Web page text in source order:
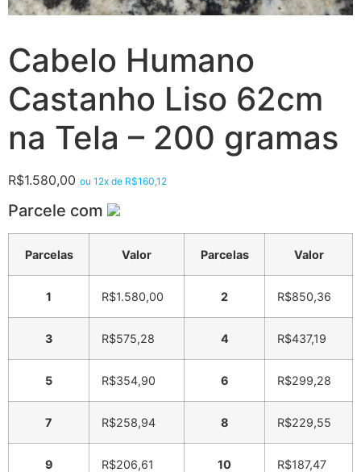
Cabelo Humano
Castanho Liso 62cm
na Tela – 200 gramas
R$1.580,00 ou 12x de R$160,12
Parcele com
Parcelas Valor Parcelas Valor
1 R$1.580,00 2 R$850,36
3 R$575,28 4 R$437,19
5 R$354,90 6 R$299,28
7 R$258,94 8 R$229,55
9 R$206,61 10 R$187,47